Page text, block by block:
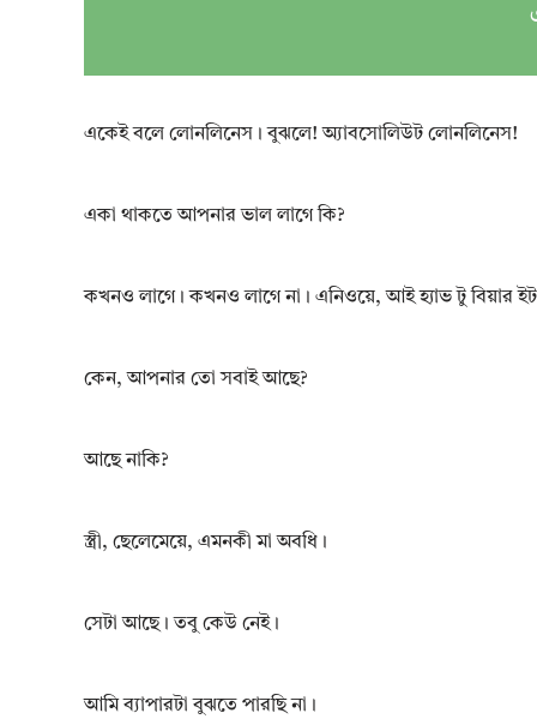
একেই বলে লোনলিনেস। বুঝলে! অ্যাবসোলিউট লোনলিনেস!
একা থাকতে আপনার ভাল লাগে কি?
কখনও লাগে। কখনও লাগে না। এনিওয়ে, আই হ্যাভ টু বিয়ার
কেন, আপনার তো সবাই আছে?
আছে নাকি?
স্ত্রী, ছেলেমেয়ে, এমনকী মা অবধি।
সেটা আছে। তবু কেউ নেই।
আমি ব্যাপারটা বুঝতে পারছি না।